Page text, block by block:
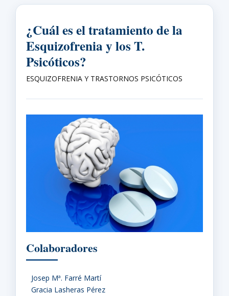
¿Cuál es el tratamiento de la
Esquizofrenia y los T.
Psicóticos?
ESQUIZOFRENIA Y TRASTORNOS PSICÓTICOS
Colaboradores
Josep Mª. Farré Martí
Gracia Lasheras Pérez